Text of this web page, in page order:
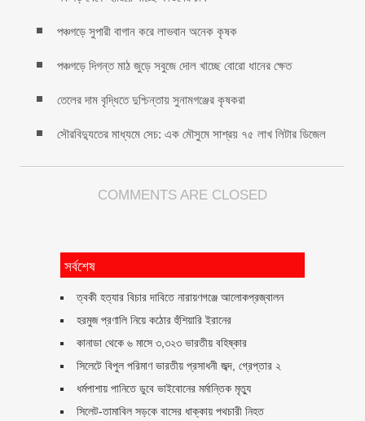
পঞ্চগড়ে সুপারী বাগান করে লাভবান অনেক কৃষক
পঞ্চগড়ে দিগন্ত মাঠ জুড়ে সবুজে দোল খাচ্ছে বোরো ধানের ক্ষেত
তেলের দাম বৃদ্ধিতে দুশ্চিন্তায় সুনামগঞ্জের কৃষকরা
সৌরবিদ্যুতের মাধ্যমে সেচ: এক মৌসুমে সাশ্রয় ৭৫ লাখ লিটার ডিজেল
COMMENTS ARE CLOSED
সর্বশেষ
ত্বকী হত্যার বিচার দাবিতে নারায়ণগঞ্জে আলোকপ্রজ্বালন
হরমুজ প্রণালি নিয়ে কঠোর হুঁশিয়ারি ইরানের
কানাডা থেকে ৬ মাসে ৩,৩২৩ ভারতীয় বহিষ্কার
সিলেটে বিপুল পরিমাণ ভারতীয় প্রসাধনী জব্দ, গ্রেপ্তার ২
ধর্মপাশায় পানিতে ডুবে ভাইবোনের মর্মান্তিক মৃত্যু
সিলেট-তামাবিল সড়কে বাসের ধাক্কায় পথচারী নিহত